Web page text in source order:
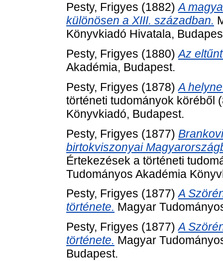
Pesty, Frigyes (1882)A
különösen a XIII. században.
Könyvkiadó Hivatala,
Pesty, Frigyes (1880)Az
Akadémia, Budapest.
Pesty, Frigyes (1878)A
történeti tudományok köréből
Könyvkiadó, Budapest.
Pesty, Frigyes (1877)
birtokviszonyai
Értekezések a történeti
Tudományos Akadémia
Pesty, Frigyes (1877)A
története. Magyar
Pesty, Frigyes (1877)A
története. Magyar
Budapest.